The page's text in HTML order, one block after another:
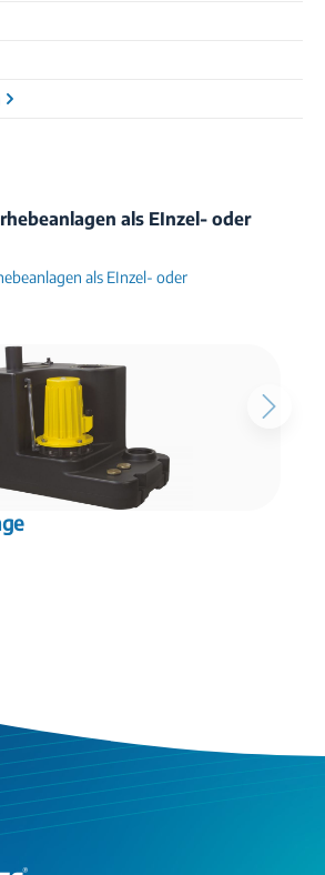
als EInzel- oder
als EInzel- oder